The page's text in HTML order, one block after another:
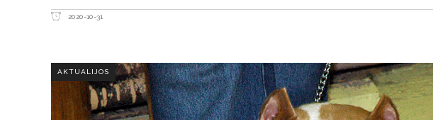
2020-10-31
AKTUALIJOS